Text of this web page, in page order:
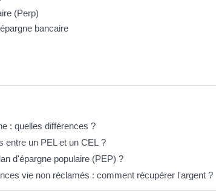
(Perp)
bancaire
: quelles différences ?
entre un PEL et un CEL ?
d'épargne populaire (PEP) ?
vie non réclamés : comment récupérer l'argent ?